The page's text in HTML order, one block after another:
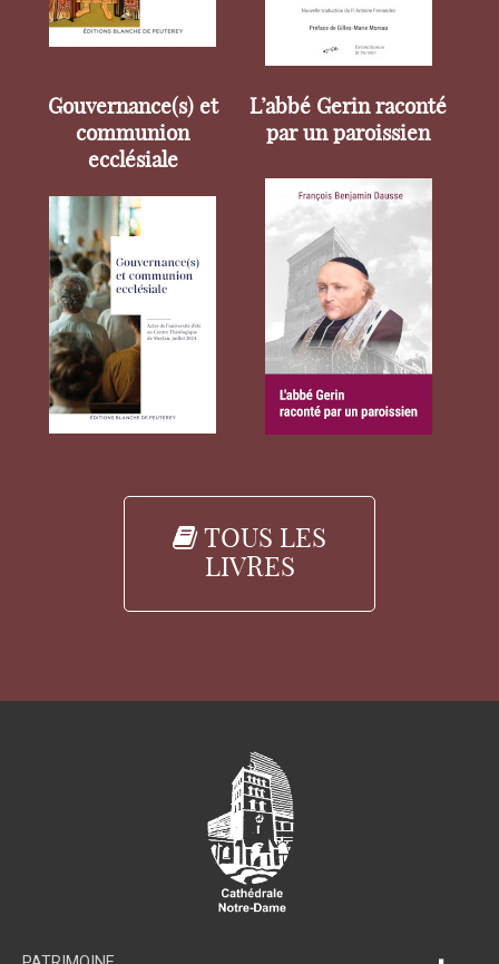
Gouvernance(s) et
communion
ecclésiale
L’abbé Gerin raconté
par un paroissien
TOUS LES
LIVRES